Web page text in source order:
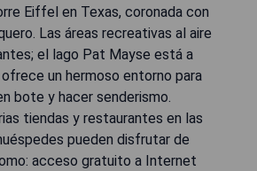
Eiffel en Texas, coronada con
Las áreas recreativas al aire
el lago Pat Mayse está a
un hermoso entorno para
bote y hacer senderismo.
tiendas y restaurantes en las
pueden disfrutar de
acceso gratuito a Internet